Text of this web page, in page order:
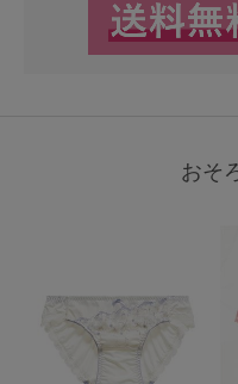
おそ